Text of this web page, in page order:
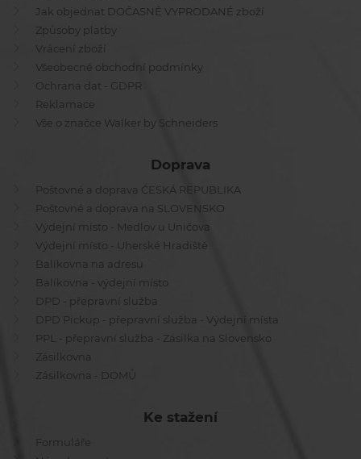
Jak objednat DOČASNĚ VYPRODANÉ zboží
Způsoby platby
Vrácení zboží
Všeobecné obchodní podmínky
Ochrana dat - GDPR
Reklamace
Vše o značce Walker by Schneiders
Doprava
Poštovné a doprava ČESKÁ REPUBLIKA
Poštovné a doprava na SLOVENSKO
Výdejní místo - Medlov u Uničova
Výdejní místo - Uherské Hradiště
Balíkovna na adresu
Balíkovna - výdejní místo
DPD - přepravní služba
DPD Pickup - přepravní služba - Výdejní místa
PPL - přepravní služba - Zásilka na Slovensko
Zásilkovna
Zásilkovna - DOMŮ
Ke stažení
Formuláře